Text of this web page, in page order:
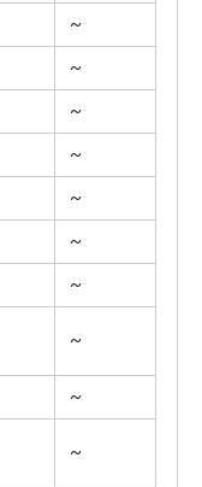
~
~
~
~
~
~
~
~
~
~